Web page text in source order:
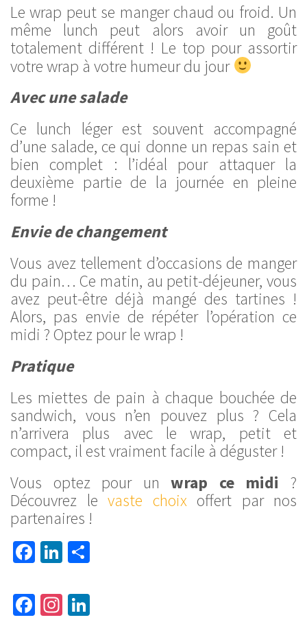
Le wrap peut se manger chaud ou froid. Un
même lunch peut alors avoir un goût
totalement différent ! Le top pour assortir
votre wrap à votre humeur du jour
Avec une salade
Ce lunch léger est souvent accompagné
d’une salade, ce qui donne un repas sain et
bien complet : l’idéal pour attaquer la
deuxième partie de la journée en pleine
forme !
Envie de changement
Vous avez tellement d’occasions de manger
du pain… Ce matin, au petit-déjeuner, vous
avez peut-être déjà mangé des tartines !
Alors, pas envie de répéter l’opération ce
midi ? Optez pour le wrap !
Pratique
Les miettes de pain à chaque bouchée de
sandwich, vous n’en pouvez plus ? Cela
n’arrivera plus avec le wrap, petit et
compact, il est vraiment facile à déguster !
Vous optez pour unwrap ce midi ?
Découvrez le vaste choixoffert par nos
partenaires !
Facebook
LinkedIn
Fa In